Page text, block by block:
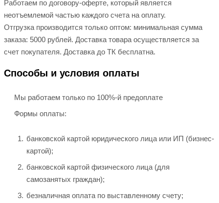
Работаем по договору-оферте, который является
неотъемлемой частью каждого счета на оплату.
Отгрузка производится только оптом: минимальная сумма
заказа: 5000 рублей. Доставка товара осуществляется за
счет покупателя. Доставка до ТК бесплатна.
Способы и условия оплаты
Мы работаем только по 100%-й предоплате
Формы оплаты:
банковской картой юридического лица или ИП (бизнес-
картой);
банковской картой физического лица (для
самозанятых граждан);
безналичная оплата по выставленному счету;